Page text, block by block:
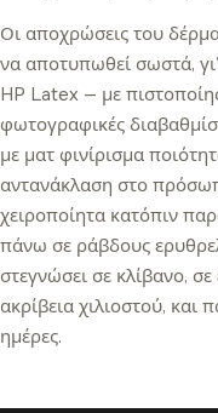
Οι αποχρώσεις του
να αποτυπωθεί σωστά,
HP Latex — με
φωτογραφικές
με ματ φινίρισμα
αντανάκλαση στο
χειροποίητα κατόπιν
πάνω σε ράβδους
στεγνώσει σε κλίβανο,
ακρίβεια χιλιοστού, και
ημέρες.